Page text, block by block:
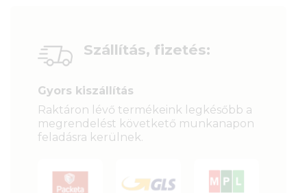
Szállítás, fizetés:
Gyors kiszállítás
Raktáron lévő termékeink legkésőbb a
megrendelést követkető munkanapon
feladásra kerülnek.